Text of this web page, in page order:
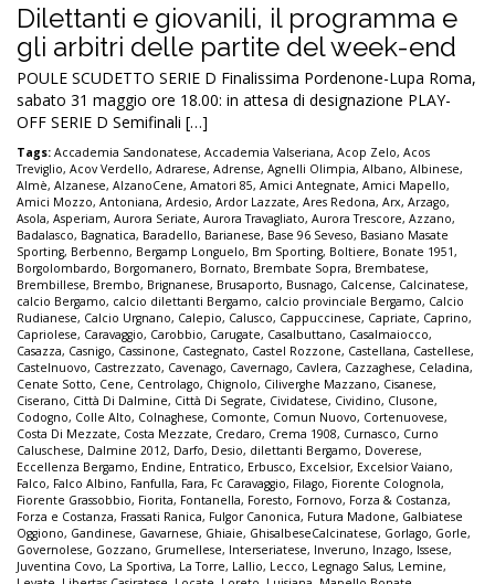
Dilettanti e giovanili, il programma e
gli arbitri delle partite del week-end
POULE SCUDETTO SERIE D Finalissima Pordenone-Lupa Roma,
sabato 31 maggio ore 18.00: in attesa di designazione PLAY-
OFF SERIE D Semifinali […]
Tags: Accademia Sandonatese, Accademia Valseriana, Acop Zelo, Acos
Treviglio, Acov Verdello, Adrarese, Adrense, Agnelli Olimpia, Albano, Albinese,
Almè, Alzanese, AlzanoCene, Amatori 85, Amici Antegnate, Amici Mapello,
Amici Mozzo, Antoniana, Ardesio, Ardor Lazzate, Ares Redona, Arx, Arzago,
Asola, Asperiam, Aurora Seriate, Aurora Travagliato, Aurora Trescore, Azzano,
Badalasco, Bagnatica, Baradello, Barianese, Base 96 Seveso, Basiano Masate
Sporting, Berbenno, Bergamp Longuelo, Bm Sporting, Boltiere, Bonate 1951,
Borgolombardo, Borgomanero, Bornato, Brembate Sopra, Brembatese,
Brembillese, Brembo, Brignanese, Brusaporto, Busnago, Calcense, Calcinatese,
calcio Bergamo, calcio dilettanti Bergamo, calcio provinciale Bergamo, Calcio
Rudianese, Calcio Urgnano, Calepio, Calusco, Cappuccinese, Capriate, Caprino,
Capriolese, Caravaggio, Carobbio, Carugate, Casalbuttano, Casalmaiocco,
Casazza, Casnigo, Cassinone, Castegnato, Castel Rozzone, Castellana, Castellese,
Castelnuovo, Castrezzato, Cavenago, Cavernago, Cavlera, Cazzaghese, Celadina,
Cenate Sotto, Cene, Centrolago, Chignolo, Ciliverghe Mazzano, Cisanese,
Ciserano, Città Di Dalmine, Città Di Segrate, Cividatese, Cividino, Clusone,
Codogno, Colle Alto, Colnaghese, Comonte, Comun Nuovo, Cortenuovese,
Costa Di Mezzate, Costa Mezzate, Credaro, Crema 1908, Curnasco, Curno
Caluschese, Dalmine 2012, Darfo, Desio, dilettanti Bergamo, Doverese,
Eccellenza Bergamo, Endine, Entratico, Erbusco, Excelsior, Excelsior Vaiano,
Falco, Falco Albino, Fanfulla, Fara, Fc Caravaggio, Filago, Fiorente Colognola,
Fiorente Grassobbio, Fiorita, Fontanella, Foresto, Fornovo, Forza & Costanza,
Forza e Costanza, Frassati Ranica, Fulgor Canonica, Futura Madone, Galbiatese
Oggiono, Gandinese, Gavarnese, Ghiaie, GhisalbeseCalcinatese, Gorlago, Gorle,
Governolese, Gozzano, Grumellese, Interseriatese, Inveruno, Inzago, Issese,
Juventina Covo, La Sportiva, La Torre, Lallio, Lecco, Legnago Salus, Lemine,